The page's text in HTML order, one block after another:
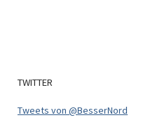
TWITTER
Tweets von @BesserNord